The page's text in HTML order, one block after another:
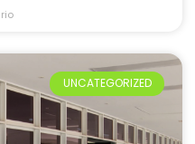
UNCATEGORIZED